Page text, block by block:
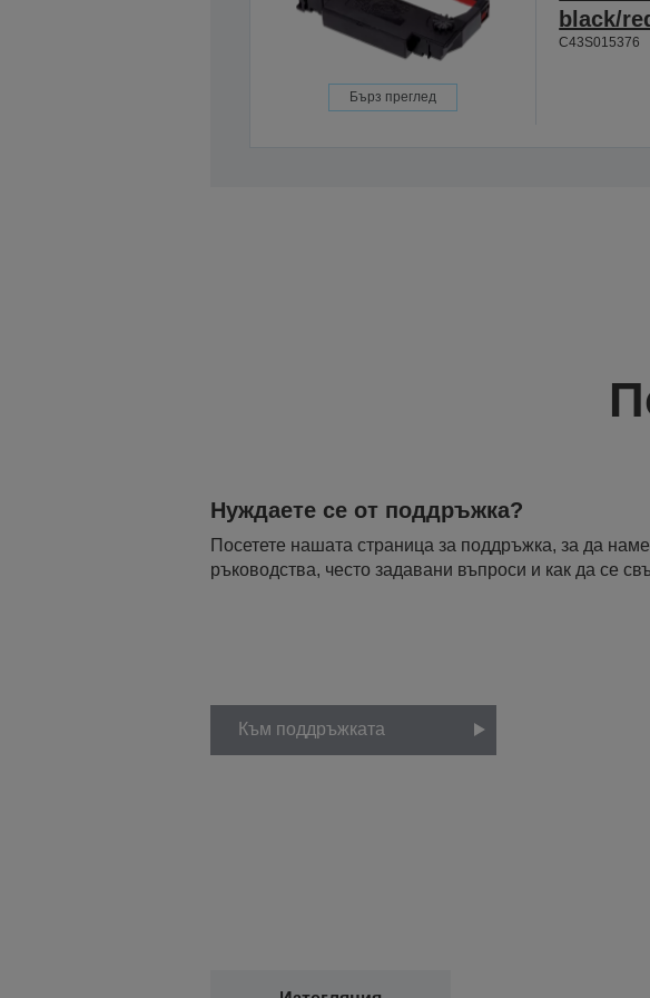
Бърз преглед
black/
C43S015376
Нуждаете се от поддръжка?
Посетете нашата страница за поддръжка, за да
ръководства, често задавани въпроси и как да се
Към поддръжката